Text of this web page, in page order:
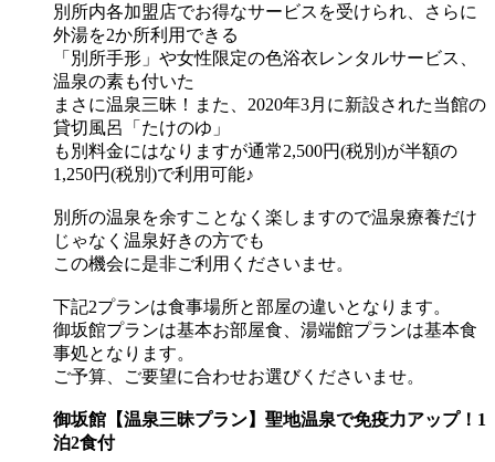
別所内各加盟店でお得なサービスを受けられ、さらに
外湯を2か所利用できる
「別所手形」や女性限定の色浴衣レンタルサービス、
温泉の素も付いた
まさに温泉三昧！また、2020年3月に新設された当館の
貸切風呂「たけのゆ」
も別料金にはなりますが通常2,500円(税別)が半額の
1,250円(税別)で利用可能♪
別所の温泉を余すことなく楽しますので温泉療養だけ
じゃなく温泉好きの方でも
この機会に是非ご利用くださいませ。
下記2プランは食事場所と部屋の違いとなります。
御坂館プランは基本お部屋食、湯端館プランは基本食
事処となります。
ご予算、ご要望に合わせお選びくださいませ。
御坂館【温泉三昧プラン】聖地温泉で免疫力アップ！1
泊2食付